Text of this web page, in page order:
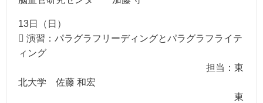
13日（日）
 演習：パラグラフリーディングとパラグラフライテ
ィング
担当：東
北大学 佐藤 和宏
東